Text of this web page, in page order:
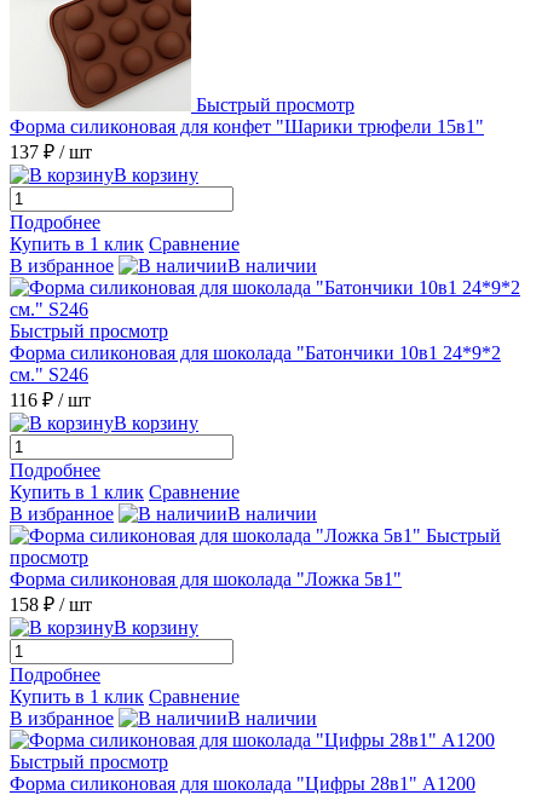
Быстрый просмотр
Форма силиконовая для конфет "Шарики трюфели 15в1"
137 ₽ / шт
В корзину
Подробнее
Купить в 1 клик Сравнение
В избранное
В наличии
Быстрый просмотр
Форма силиконовая для шоколада "Батончики 10в1 24*9*2
см." S246
116 ₽ / шт
В корзину
Подробнее
Купить в 1 клик Сравнение
В избранное
В наличии
Быстрый
просмотр
Форма силиконовая для шоколада "Ложка 5в1"
158 ₽ / шт
В корзину
Подробнее
Купить в 1 клик Сравнение
В избранное
В наличии
Быстрый просмотр
Форма силиконовая для шоколада "Цифры 28в1" А1200